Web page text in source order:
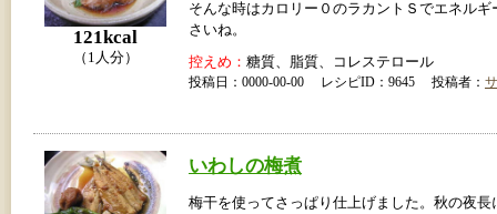
121kcal
（1人分）
そんな時はカロリー０のラカントＳでエネルギ
さいね。
控えめ： 糖質、脂質、コレステロール
投稿日：0000-00-00 レシピID：9645 投稿者：
いわしの梅煮
梅干を使ってさっぱり仕上げました。秋の夜長